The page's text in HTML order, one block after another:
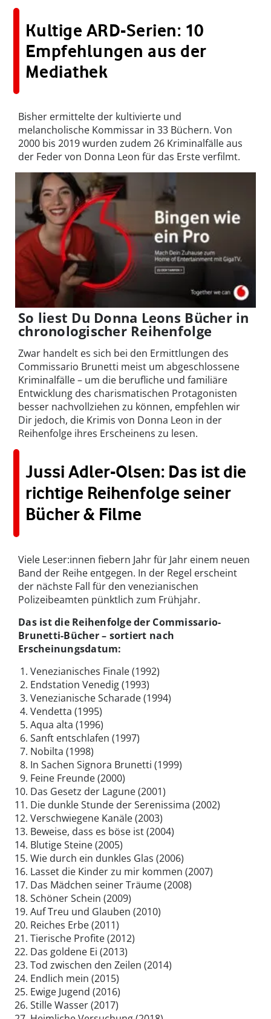
Kultige ARD-Serien: 10
Empfehlungen aus der
Mediathek
Bisher ermittelte der kultivierte und
melancholische Kommissar in 33 Büchern. Von
2000 bis 2019 wurden zudem 26 Kriminalfälle aus
der Feder von Donna Leon für das Erste verfilmt.
So liest Du Donna Leons Bücher in
chronologischer Reihenfolge
Zwar handelt es sich bei den Ermittlungen des
Commissario Brunetti meist um abgeschlossene
Kriminalfälle – um die berufliche und familiäre
Entwicklung des charismatischen Protagonisten
besser nachvollziehen zu können, empfehlen wir
Dir jedoch, die Krimis von Donna Leon in der
Reihenfolge ihres Erscheinens zu lesen.
Jussi Adler-Olsen: Das ist die
richtige Reihenfolge seiner
Bücher & Filme
Viele Leser:innen fiebern Jahr für Jahr einem neuen
Band der Reihe entgegen. In der Regel erscheint
der nächste Fall für den venezianischen
Polizeibeamten pünktlich zum Frühjahr.
Das ist die Reihenfolge der Commissario-
Brunetti-Bücher – sortiert nach
Erscheinungsdatum:
Venezianisches Finale (1992)
Endstation Venedig (1993)
Venezianische Scharade (1994)
Vendetta (1995)
Aqua alta (1996)
Sanft entschlafen (1997)
Nobilta (1998)
In Sachen Signora Brunetti (1999)
Feine Freunde (2000)
Das Gesetz der Lagune (2001)
Die dunkle Stunde der Serenissima (2002)
Verschwiegene Kanäle (2003)
Beweise, dass es böse ist (2004)
Blutige Steine (2005)
Wie durch ein dunkles Glas (2006)
Lasset die Kinder zu mir kommen (2007)
Das Mädchen seiner Träume (2008)
Schöner Schein (2009)
Auf Treu und Glauben (2010)
Reiches Erbe (2011)
Tierische Profite (2012)
Das goldene Ei (2013)
Tod zwischen den Zeilen (2014)
Endlich mein (2015)
Ewige Jugend (2016)
Stille Wasser (2017)